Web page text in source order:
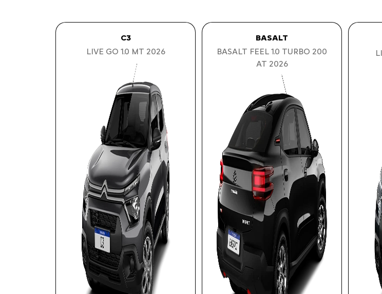
C3
LIVE GO 1.0 MT 2026
BASALT
BASALT FEEL 1.0 TURBO 200
AT 2026